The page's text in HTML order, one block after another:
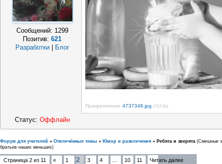
Сообщений: 1299
Позитив:621
Разработки
Блог
Прикрепления: 4737348.jpg (73.5 Kb)
Статус: Оффлайн
Форум для учителей » Отвлечённые темы » Юмор и развлечения » Ребята и зверята (Смешные
братьев наших меньших)
Страница 2 из 11 « 1 2 3 4 10 11 Читать далее